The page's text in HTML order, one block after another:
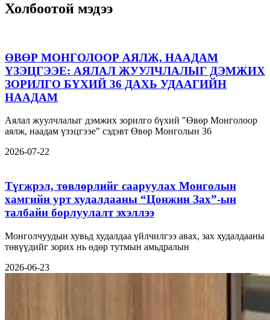
Холбоотой мэдээ
ӨВӨР МОНГОЛООР АЯЛЖ, НААДАМ
ҮЗЭЦГЭЭЕ: АЯЛАЛ ЖУУЛЧЛАЛЫГ ДЭМЖИХ
ЗОРИЛГО БҮХИЙ 36 ДАХЬ УДААГИЙН
НААДАМ
Аялал жуулчлалыг дэмжих зорилго бүхий "Өвөр Монголоор
аялж, наадам үзэцгээе" сэдэвт Өвөр Монголын 36
2026-07-22
Түгжрэл, төвлөрлийг сааруулах Монголын
хамгийн урт худалдааны “Цонжин Зах”-ын
талбайн борлуулалт эхэллээ
Монголчуудын хувьд худалдаа үйлчилгээ авах, зах худалдааны
төвүүдийг зорих нь өдөр тутмын амьдралын
2026-06-23